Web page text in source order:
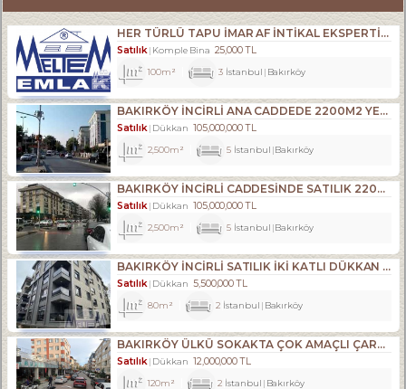
HER TÜRLÜ TAPU İMAR AF İNTİKAL EKSPERTİZLİK VE KENTSEL DÖNÜŞÜM DANIŞMANLIK HİZMETLERİ- ALIM . SATIM. KİRALAMA DA 34 YILLIK TECRÜBE.
Satılık Komple Bina 25,000 TL
100m² 3 İstanbul Bakırköy
BAKIRKÖY İNCİRLİ ANA CADDEDE 2200M2 YENİ BİNADA DÜKKAN
Satılık Dükkan 105,000,000 TL
2,500m² 5 İstanbul Bakırköy
BAKIRKÖY İNCİRLİ CADDESINDE SATILIK 2200M2 ACİL DÜKKAN
Satılık Dükkan 105,000,000 TL
2,500m² 5 İstanbul Bakırköy
BAKIRKÖY İNCİRLİ SATILIK İKİ KATLI DÜKKAN YENİ BİNA
Satılık Dükkan 5,500,000 TL
80m² 2 İstanbul Bakırköy
BAKIRKÖY ÜLKÜ SOKAKTA ÇOK AMAÇLI ÇARŞI DÜKKANI
Satılık Dükkan 12,000,000 TL
120m² 2 İstanbul Bakırköy